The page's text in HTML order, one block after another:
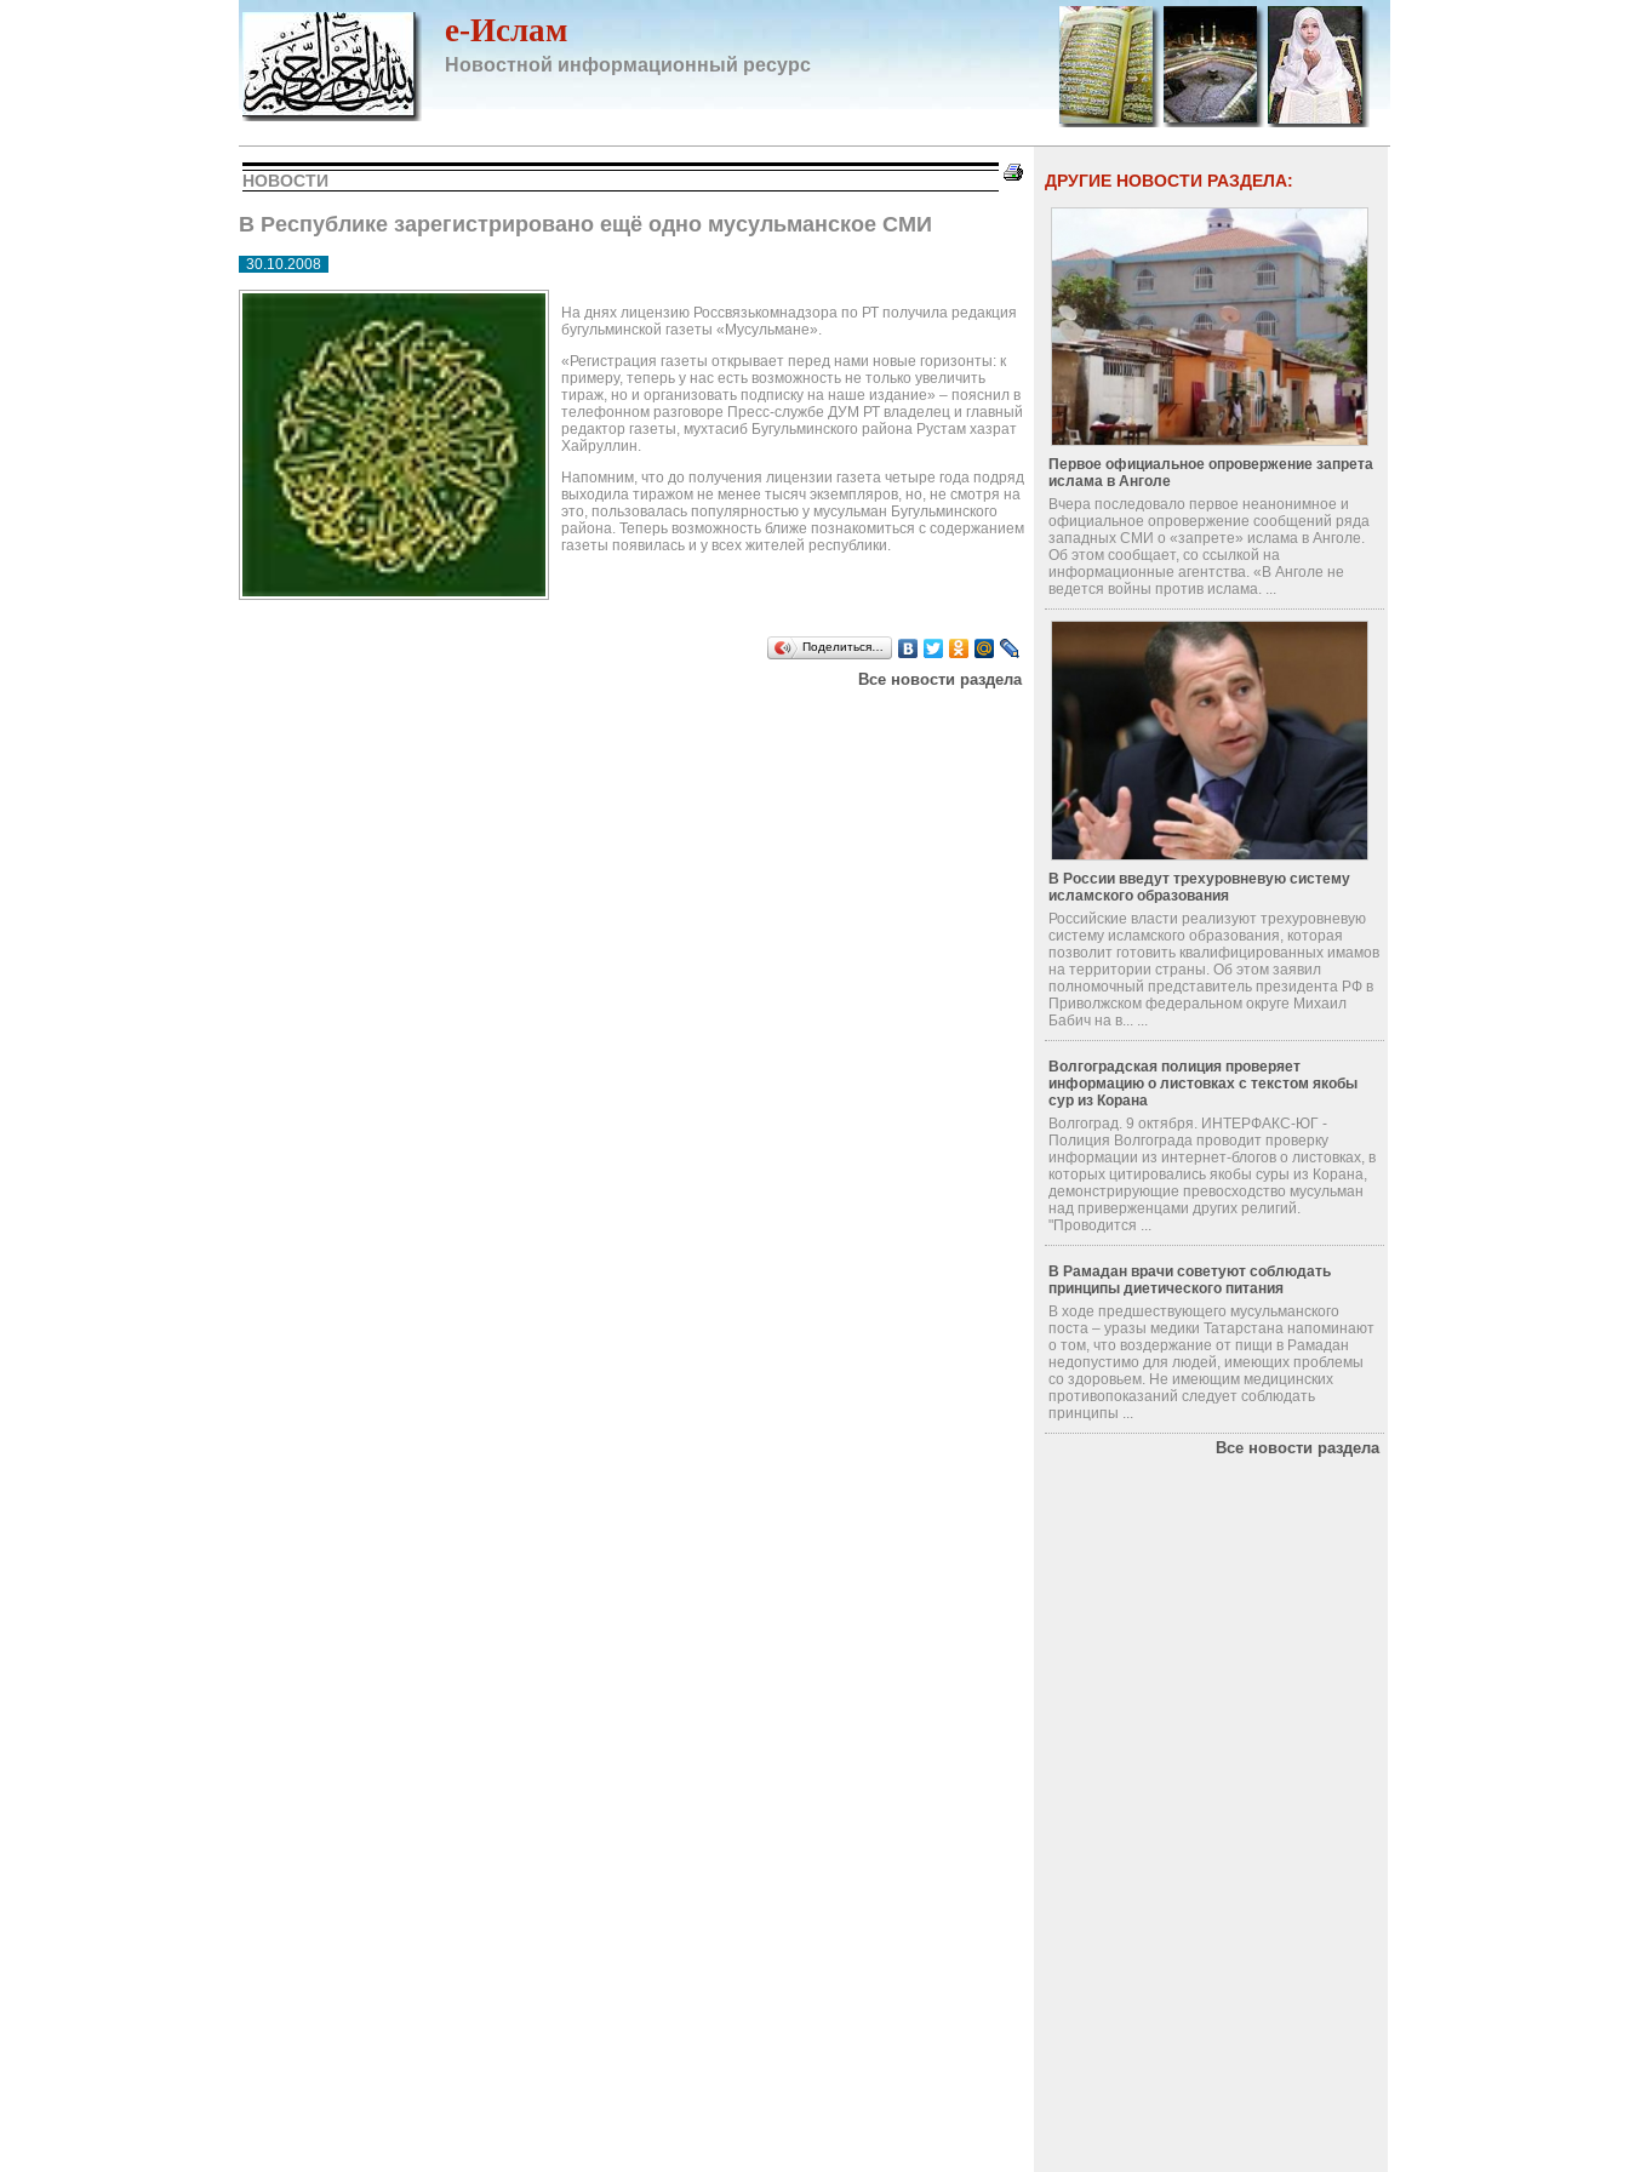
e-Ислам
Новостной информационный ресурс
НОВОСТИ
В Республике зарегистрировано ещё одно мусульманское СМИ
30.10.2008
На днях лицензию Россвязькомнадзора по РТ получила редакция
бугульминской газеты «Мусульмане».
«Регистрация газеты открывает перед нами новые горизонты: к
примеру, теперь у нас есть возможность не только увеличить
тираж, но и организовать подписку на наше издание» – пояснил в
телефонном разговоре Пресс-службе ДУМ РТ владелец и главный
редактор газеты, мухтасиб Бугульминского района Рустам хазрат
Хайруллин.
Напомним, что до получения лицензии газета четыре года подряд
выходила тиражом не менее тысяч экземпляров, но, не смотря на
это, пользовалась популярностью у мусульман Бугульминского
района. Теперь возможность ближе познакомиться с содержанием
газеты появилась и у всех жителей республики.
Поделиться…
Все новости раздела
ДРУГИЕ НОВОСТИ РАЗДЕЛА:
Первое официальное опровержение запрета
ислама в Анголе
Вчера последовало первое неанонимное и
официальное опровержение сообщений ряда
западных СМИ о «запрете» ислама в Анголе.
Об этом сообщает, со ссылкой на
информационные агентства. «В Анголе не
ведется войны против ислама. ...
В России введут трехуровневую систему
исламского образования
Российские власти реализуют трехуровневую
систему исламского образования, которая
позволит готовить квалифицированных имамов
на территории страны. Об этом заявил
полномочный представитель президента РФ в
Приволжском федеральном округе Михаил
Бабич на в... ...
Волгоградская полиция проверяет
информацию о листовках с текстом якобы
сур из Корана
Волгоград. 9 октября. ИНТЕРФАКС-ЮГ -
Полиция Волгограда проводит проверку
информации из интернет-блогов о листовках, в
которых цитировались якобы суры из Корана,
демонстрирующие превосходство мусульман
над приверженцами других религий.
"Проводится ...
В Рамадан врачи советуют соблюдать
принципы диетического питания
В ходе предшествующего мусульманского
поста – уразы медики Татарстана напоминают
о том, что воздержание от пищи в Рамадан
недопустимо для людей, имеющих проблемы
со здоровьем. Не имеющим медицинских
противопоказаний следует соблюдать
принципы ...
Все новости раздела